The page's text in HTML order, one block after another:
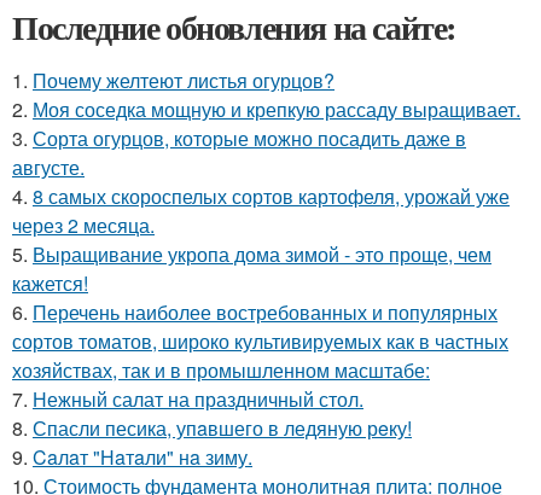
Последние обновления на сайте:
1. Почему желтеют листья огурцов?
2. Моя соседка мощную и крепкую рассаду выращивает.
3. Сорта огурцов, которые можно посадить даже в
августе.
4. 8 самых скороспелых сортов картофеля, урожай уже
через 2 месяца.
5. Выращивание укропа дома зимой - это проще, чем
кажется!
6. Перечень наиболее востребованных и популярных
сортов томатов, широко культивируемых как в частных
хозяйствах, так и в промышленном масштабе:
7. Нежный салат на праздничный стол.
8. Спасли песика, упaвшего в ледяную рeку!
9. Caлaт "Нaтaли" нa зиму.
10. Стоимость фундамента монолитная плита: полное